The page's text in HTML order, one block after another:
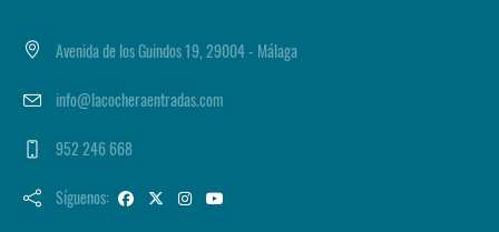
Avenida de los Guindos 19, 29004 - Málaga
info@lacocheraentradas.com
952 246 668
Síguenos: